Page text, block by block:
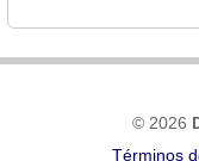
© 2026
Términos